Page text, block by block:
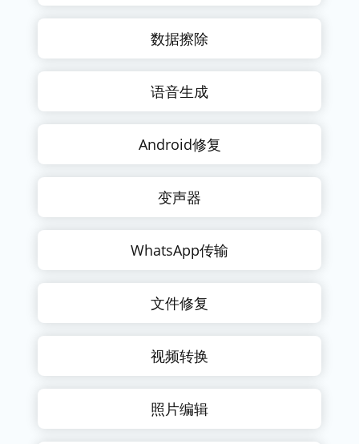
数据擦除
语音生成
Android修复
变声器
WhatsApp传输
文件修复
视频转换
照片编辑